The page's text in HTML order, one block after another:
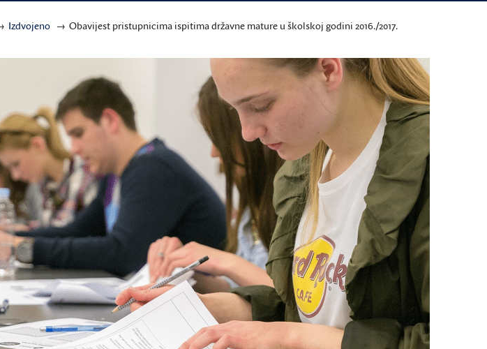
Izdvojeno Obavijest pristupnicima ispitima državne mature u školskoj godini 2016./2017.